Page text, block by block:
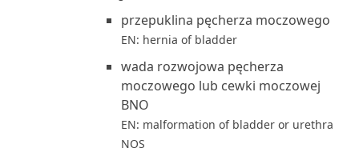
przepuklina pęcherza moczowego
EN: hernia of bladder
wada rozwojowa pęcherza
moczowego lub cewki moczowej
BNO
EN: malformation of bladder or urethra
NOS